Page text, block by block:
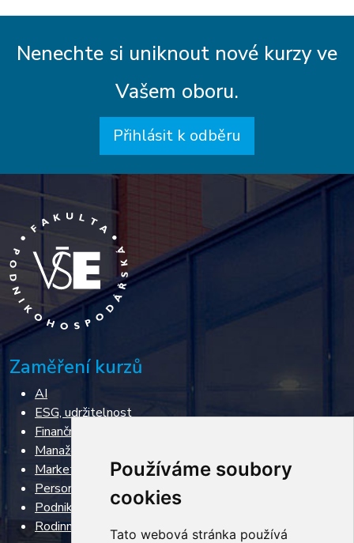
Používáme soubory
cookies
Tato webová stránka používá
Nenechte si uniknout nové kurzy ve
Vašem oboru.
Přihlásit k odběru
Zaměření kurzů
AI
ESG, udržitelnost
Finanční řízení, restrukturalizace, insolvence
Manažerské dovednosti
Marketing & Sales
Personální řízení
Podnikání
Rodinné podnikání